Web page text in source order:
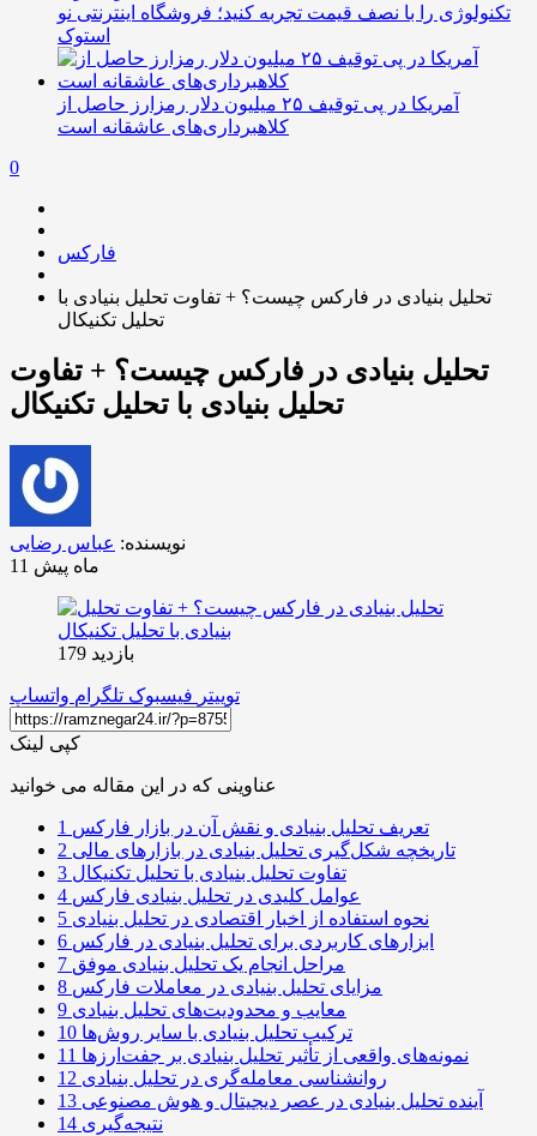
تکنولوژی را با نصف قیمت تجربه کنید؛ فروشگاه اینترنتی نو
استوک
آمریکا در پی توقیف ۲۵ میلیون دلار رمزارز حاصل از
کلاهبرداری‌های عاشقانه است
0
فارکس
تحلیل بنیادی در فارکس چیست؟ + تفاوت تحلیل بنیادی با
تحلیل تکنیکال
تحلیل بنیادی در فارکس چیست؟ + تفاوت
تحلیل بنیادی با تحلیل تکنیکال
نویسنده: عباس رضایی
11 ماه پیش
بازدید 179
توییتر فیسبوک تلگرام واتساپ
کپی لینک
عناوینی که در این مقاله می خوانید
1 تعریف تحلیل بنیادی و نقش آن در بازار فارکس
2 تاریخچه شکل‌گیری تحلیل بنیادی در بازارهای مالی
3 تفاوت تحلیل بنیادی با تحلیل تکنیکال
4 عوامل کلیدی در تحلیل بنیادی فارکس
5 نحوه استفاده از اخبار اقتصادی در تحلیل بنیادی
6 ابزارهای کاربردی برای تحلیل بنیادی در فارکس
7 مراحل انجام یک تحلیل بنیادی موفق
8 مزایای تحلیل بنیادی در معاملات فارکس
9 معایب و محدودیت‌های تحلیل بنیادی
10 ترکیب تحلیل بنیادی با سایر روش‌ها
11 نمونه‌های واقعی از تأثیر تحلیل بنیادی بر جفت‌ارزها
12 روانشناسی معامله‌گری در تحلیل بنیادی
13 آینده تحلیل بنیادی در عصر دیجیتال و هوش مصنوعی
14 نتیجه‌گیری